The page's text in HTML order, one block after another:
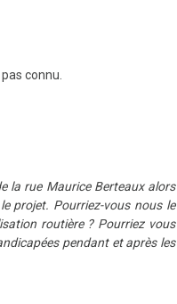
connu.
la rue Maurice Berteaux alors
projet. Pourriez-vous nous le
routière ? Pourriez vous
pendant et après les